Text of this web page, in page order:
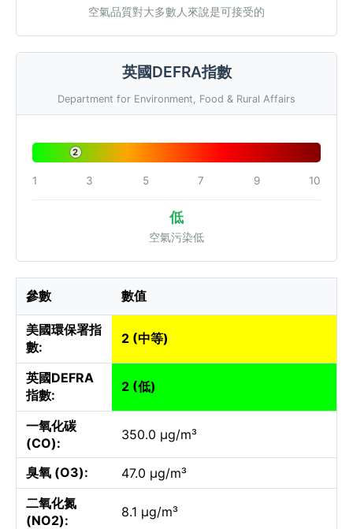
空氣品質對大多數人來說是可接受的
英國DEFRA指數
Department for Environment, Food & Rural Affairs
2
1 3 5 7 9 10
低
空氣污染低
參數 數值
美國環保署指
數:
2 (中等)
英國DEFRA
指數:
2 (低)
一氧化碳
(CO):
350.0 µg/m³
臭氧 (O3):
47.0 µg/m³
二氧化氮
(NO2):
8.1 µg/m³